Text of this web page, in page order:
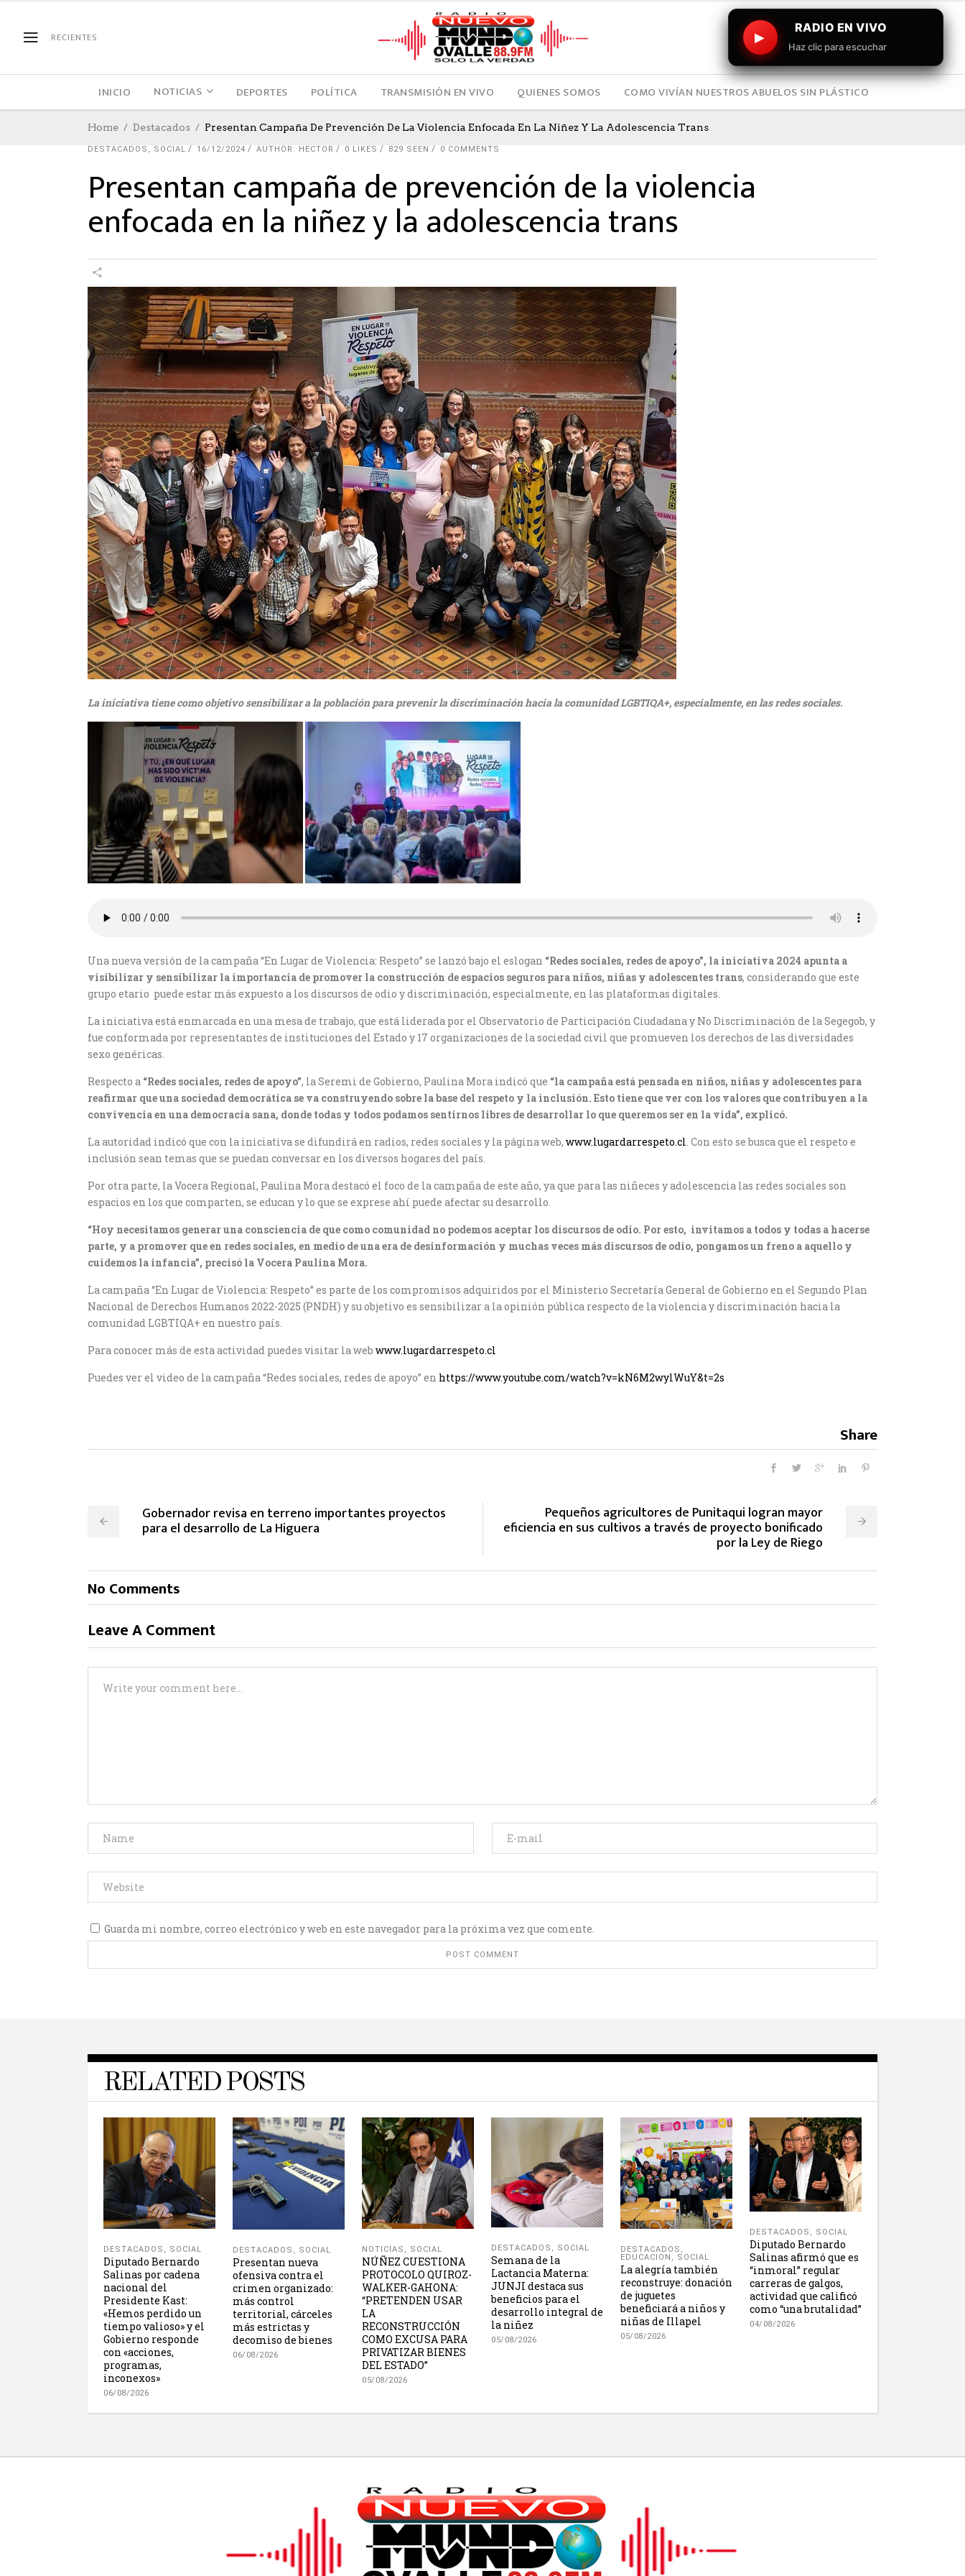
RECIENTES ▶
RADIO EN VIVO
Haz clic para escuchar
INICIO NOTICIAS DEPORTES POLÍTICA TRANSMISIÓN EN VIVO QUIENES SOMOS COMO VIVÍAN NUESTROS ABUELOS SIN PLÁSTICO
Home Destacados Presentan Campaña De Prevención De La Violencia Enfocada En La Niñez Y La Adolescencia Trans
DESTACADOS , SOCIAL 16/12/2024 AUTHOR: HECTOR 0 LIKES 829 SEEN 0 COMMENTS
Presentan campaña de prevención de la violencia
enfocada en la niñez y la adolescencia trans
La iniciativa tiene como objetivo sensibilizar a la población para prevenir la discriminación hacia la comunidad LGBTIQA+, especialmente, en las redes sociales.
Una nueva versión de la campaña “En Lugar de Violencia: Respeto” se lanzó bajo el eslogan “Redes sociales, redes de apoyo”, la iniciativa 2024 apunta a
visibilizar y sensibilizar la importancia de promover la construcción de espacios seguros para niños, niñas y adolescentes trans, considerando que este
grupo etario puede estar más expuesto a los discursos de odio y discriminación, especialmente, en las plataformas digitales.
La iniciativa está enmarcada en una mesa de trabajo, que está liderada por el Observatorio de Participación Ciudadana y No Discriminación de la Segegob, y
fue conformada por representantes de instituciones del Estado y 17 organizaciones de la sociedad civil que promueven los derechos de las diversidades
sexo genéricas.
Respecto a “Redes sociales, redes de apoyo”, la Seremi de Gobierno, Paulina Mora indicó que “la campaña está pensada en niños, niñas y adolescentes para
reafirmar que una sociedad democrática se va construyendo sobre la base del respeto y la inclusión. Esto tiene que ver con los valores que contribuyen a la
convivencia en una democracia sana, donde todas y todos podamos sentirnos libres de desarrollar lo que queremos ser en la vida”, explicó.
La autoridad indicó que con la iniciativa se difundirá en radios, redes sociales y la página web, www.lugardarrespeto.cl. Con esto se busca que el respeto e
inclusión sean temas que se puedan conversar en los diversos hogares del país.
Por otra parte, la Vocera Regional, Paulina Mora destacó el foco de la campaña de este año, ya que para las niñeces y adolescencia las redes sociales son
espacios en los que comparten, se educan y lo que se exprese ahí puede afectar su desarrollo.
“Hoy necesitamos generar una consciencia de que como comunidad no podemos aceptar los discursos de odio. Por esto, invitamos a todos y todas a hacerse
parte, y a promover que en redes sociales, en medio de una era de desinformación y muchas veces más discursos de odio, pongamos un freno a aquello y
cuidemos la infancia”, precisó la Vocera Paulina Mora.
La campaña “En Lugar de Violencia: Respeto” es parte de los compromisos adquiridos por el Ministerio Secretaría General de Gobierno en el Segundo Plan
Nacional de Derechos Humanos 2022-2025 (PNDH) y su objetivo es sensibilizar a la opinión pública respecto de la violencia y discriminación hacia la
comunidad LGBTIQA+ en nuestro país.
Para conocer más de esta actividad puedes visitar la web www.lugardarrespeto.cl
Puedes ver el video de la campaña “Redes sociales, redes de apoyo” en https://www.youtube.com/watch?v=kN6M2wylWuY&t=2s
Share
Gobernador revisa en terreno importantes proyectos
para el desarrollo de La Higuera
Pequeños agricultores de Punitaqui logran mayor
eficiencia en sus cultivos a través de proyecto bonificado
por la Ley de Riego
No Comments
Leave A Comment
Guarda mi nombre, correo electrónico y web en este navegador para la próxima vez que comente.
RELATED POSTS
DESTACADOS , SOCIAL
Diputado Bernardo
Salinas por cadena
nacional del
Presidente Kast:
«Hemos perdido un
tiempo valioso» y el
Gobierno responde
con «acciones,
programas,
inconexos»
06/08/2026
DESTACADOS , SOCIAL
Presentan nueva
ofensiva contra el
crimen organizado:
más control
territorial, cárceles
más estrictas y
decomiso de bienes
06/08/2026
NOTICIAS , SOCIAL
NÚÑEZ CUESTIONA
PROTOCOLO QUIROZ-
WALKER-GAHONA:
“PRETENDEN USAR
LA
RECONSTRUCCIÓN
COMO EXCUSA PARA
PRIVATIZAR BIENES
DEL ESTADO”
05/08/2026
DESTACADOS , SOCIAL
Semana de la
Lactancia Materna:
JUNJI destaca sus
beneficios para el
desarrollo integral de
la niñez
05/08/2026
DESTACADOS ,
EDUCACION , SOCIAL
La alegría también
reconstruye: donación
de juguetes
beneficiará a niños y
niñas de Illapel
05/08/2026
DESTACADOS , SOCIAL
Diputado Bernardo
Salinas afirmó que es
“inmoral” regular
carreras de galgos,
actividad que calificó
como “una brutalidad”
04/08/2026